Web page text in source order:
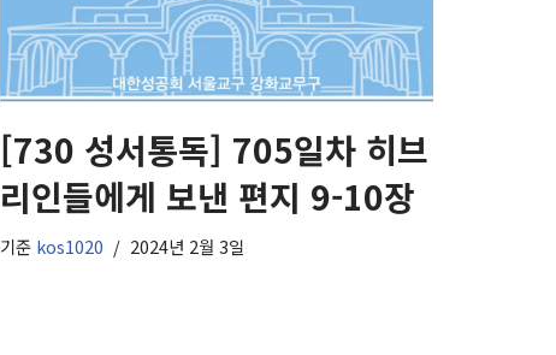
[730 성서통독] 705일차 히브
리인들에게 보낸 편지 9-10장
기준 kos1020 2024년 2월 3일